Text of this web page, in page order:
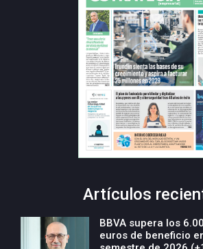
Artículos
BBVA supera los
euros de beneficio